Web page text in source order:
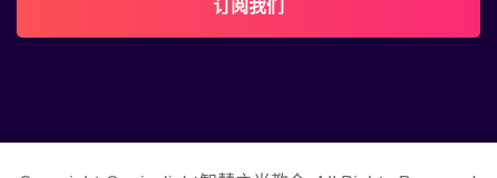
订阅我们